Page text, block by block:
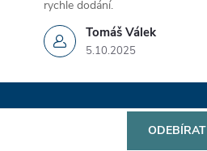
Tomáš Válek
5.10.2025
rychle dodání.
ODEBÍRAT